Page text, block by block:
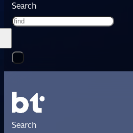
Search
Search